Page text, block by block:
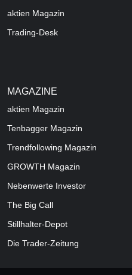
aktien Magazin
Trading-Desk
MAGAZINE
aktien Magazin
Tenbagger Magazin
Trendfollowing Magazin
GROWTH Magazin
Nebenwerte Investor
The Big Call
Stillhalter-Depot
Die Trader-Zeitung